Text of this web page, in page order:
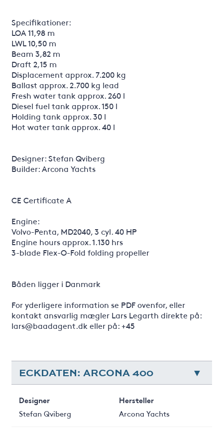
Specifikationer:
LOA 11,98 m
LWL 10,50 m
Beam 3,82 m
Draft 2,15 m
Displacement approx. 7.200 kg
Ballast approx. 2.700 kg lead
Fresh water tank approx. 260 l
Diesel fuel tank approx. 150 l
Holding tank approx. 30 l
Hot water tank approx. 40 l
Designer: Stefan Qviberg
Builder: Arcona Yachts
CE Certificate A
Engine:
Volvo-Penta, MD2040, 3 cyl. 40 HP
Engine hours approx. 1.130 hrs
3-blade Flex-O-Fold folding propeller
Båden ligger i Danmark
For yderligere information se PDF ovenfor, eller
kontakt ansvarlig mægler Lars Legarth direkte på:
lars@baadagent.dk eller på: +45
ECKDATEN: ARCONA 400
Designer
Stefan Qviberg
Hersteller
Arcona Yachts